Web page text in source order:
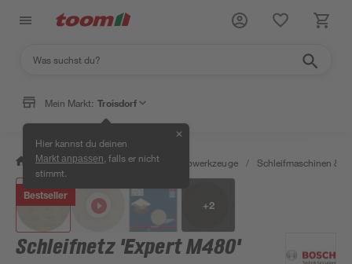
Mein Markt: Troisdorf
Hier kannst du deinen
Markt anpassen , falls er nicht
stimmt.
✕
/ Werkstatt & Maschinen / Elektrowerkzeuge / Schleifmaschinen &
Bestseller
+2
Schleifnetz 'Expert M480'